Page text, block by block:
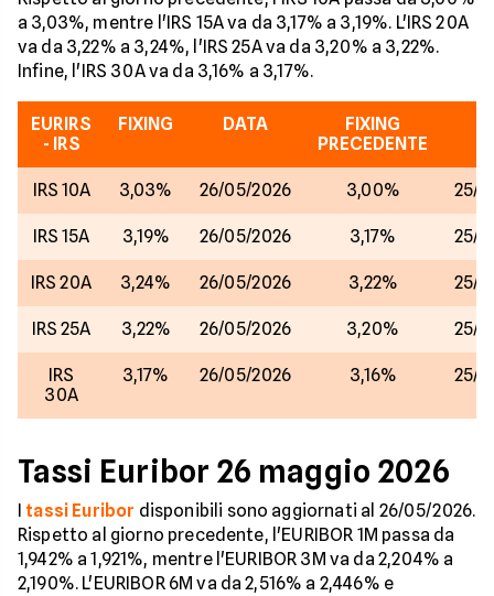
a 3,03%, mentre l'IRS 15A va da 3,17% a 3,19%. L'IRS 20A
va da 3,22% a 3,24%, l'IRS 25A va da 3,20% a 3,22%.
Infine, l'IRS 30A va da 3,16% a 3,17%.
EURIRS
- IRS
FIXING DATA
FIXING
PRECEDENTE
IRS 10A 3,03% 26/05/2026 3,00% 25/
IRS 15A 3,19% 26/05/2026 3,17% 25/
IRS 20A 3,24% 26/05/2026 3,22% 25/
IRS 25A 3,22% 26/05/2026 3,20% 25/
IRS
30A
3,17% 26/05/2026 3,16% 25/
Tassi Euribor 26 maggio 2026
I tassi Euribor disponibili sono aggiornati al 26/05/2026.
Rispetto al giorno precedente, l'EURIBOR 1M passa da
1,942% a 1,921%, mentre l'EURIBOR 3M va da 2,204% a
2,190%. L'EURIBOR 6M va da 2,516% a 2,446% e